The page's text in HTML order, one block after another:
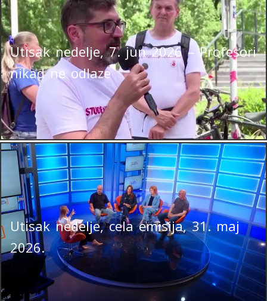
Utisak nedelje, 7. jun 2026 – Profesori
nikad ne odlaze
Utisak nedelje, cela emisija, 31. maj
2026.